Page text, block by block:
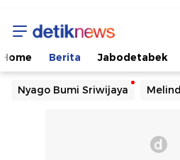
Home Berita Jabodetabek
Nyago Bumi Sriwijaya